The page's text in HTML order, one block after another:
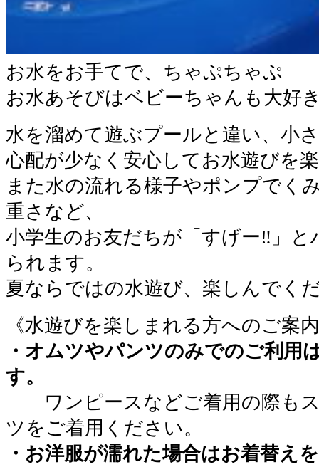
お水をお手てで、ちゃぷちゃぷ
お水あそびはベビーちゃんも大好
水を溜めて遊ぶプールと違い、小
心配が少なく安心してお水遊びを
また水の流れる様子やポンプでく
重さなど、
小学生のお友だちが「すげー‼」
られます。
夏ならではの水遊び、楽しんでく
《水遊びを楽しまれる方へのご案
・オムツやパンツのみでのご利用
す。
ワンピースなどご着用の際もス
ツをご着用ください。
・お洋服が濡れた場合はお着替え